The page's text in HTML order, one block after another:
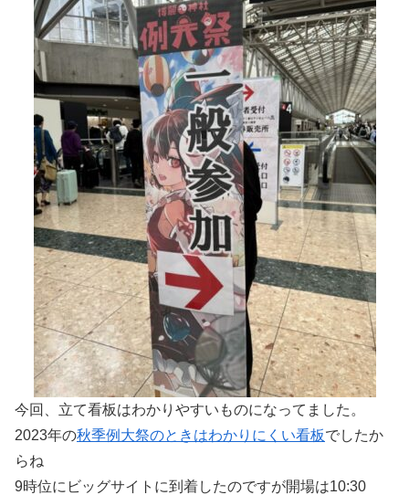
今回、立て看板はわかりやすいものになってました。
2023年の秋季例大祭のときはわかりにくい看板でしたか
らね
9時位にビッグサイトに到着したのですが開場は10:30